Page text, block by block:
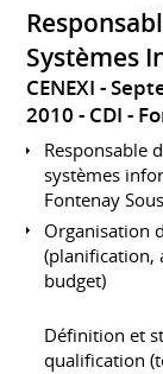
Systèmes
CENEXI
2010 CDI
Responsable
systèmes
Fontenay
Organisation
(planification,
budget)
Définition et
qualification